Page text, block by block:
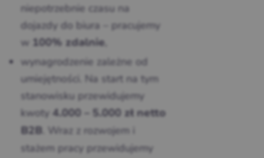
niepotrzebnie czasu na
dojazdy do biura – pracujemy
w
100% zdalnie
wynagrodzenie zależne od
umiejętności. Na start na tym
stanowisku przewidujemy
kwoty 4.000 – 5.000 zł netto
. Wraz z rozwojem i
stażem pracy przewidujemy